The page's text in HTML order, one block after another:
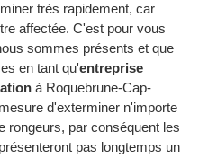
très rapidement, car
affectée. C'est pour vous
sommes présents et que
en tant qu'entreprise
à Roquebrune-Cap-
d'exterminer n'importe
rongeurs, par conséquent les
pas longtemps un